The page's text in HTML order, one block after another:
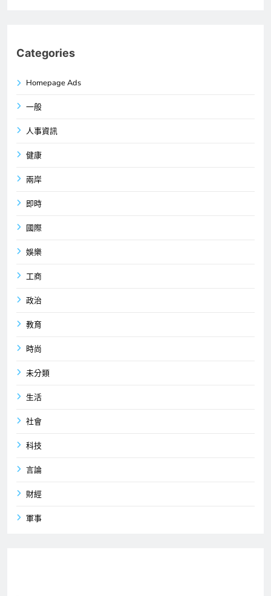
Categories
Homepage Ads
一般
人事資訊
健康
兩岸
即時
國際
娛樂
工商
政治
教育
時尚
未分類
生活
社會
科技
言論
財經
軍事